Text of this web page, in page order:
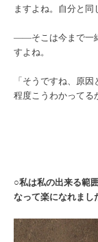
ますよね。自分と同
――そこは今まで一
すよね。
「そうですね、原
程度こうわかってる
○私は私の出来る範
なって楽になれまし